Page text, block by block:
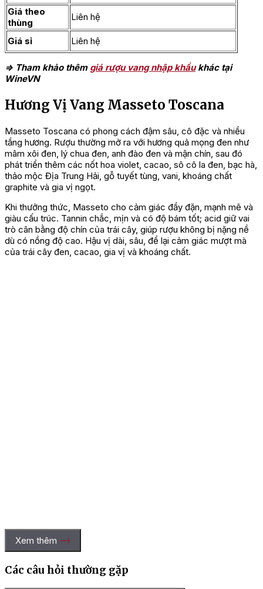
Giá theo
thùng
Liên hệ
Giá sỉ Liên hệ
=> Tham khảo thêm giá rượu vang nhập khẩukhác tại
WineVN
Hương Vị Vang Masseto Toscana
Masseto Toscana có phong cách đậm sâu, cô đặc và nhiều
tầng hương. Rượu thường mở ra với hương quả mọng đen như
mâm xôi đen, lý chua đen, anh đào đen và mận chín, sau đó
phát triển thêm các nốt hoa violet, cacao, sô cô la đen, bạc hà,
thảo mộc Địa Trung Hải, gỗ tuyết tùng, vani, khoáng chất
graphite và gia vị ngọt.
Khi thưởng thức, Masseto cho cảm giác đầy đặn, mạnh mẽ và
giàu cấu trúc. Tannin chắc, mịn và có độ bám tốt; acid giữ vai
trò cân bằng độ chín của trái cây, giúp rượu không bị nặng nề
dù có nồng độ cao. Hậu vị dài, sâu, để lại cảm giác mượt mà
của trái cây đen, cacao, gia vị và khoáng chất.
Xem thêm
Các câu hỏi thường gặp